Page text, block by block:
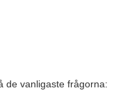
de vanligaste frågorna: